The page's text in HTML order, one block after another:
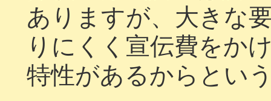
ありますが、大きな
りにくく宣伝費をか
特性があるからとい